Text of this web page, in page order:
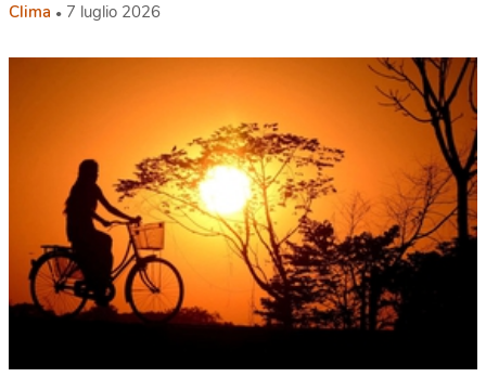
Clima 7 luglio 2026